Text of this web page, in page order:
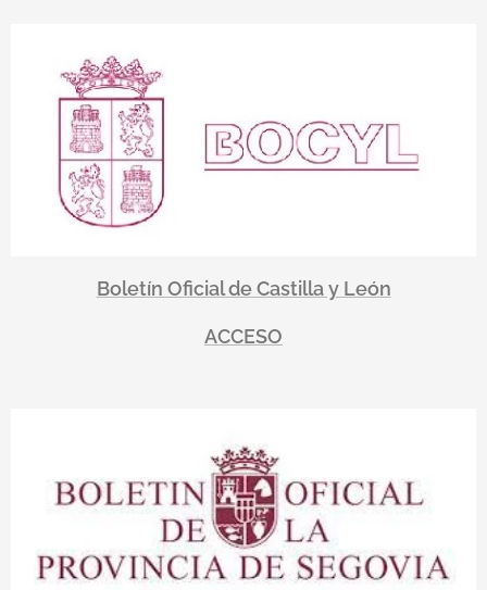
Boletín Oficial de Castilla y León
ACCESO